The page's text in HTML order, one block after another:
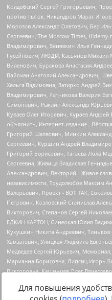
Для повышения